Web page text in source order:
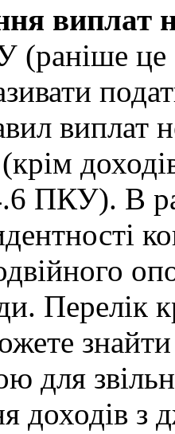
виплат
це
виплат
ПКУ). В
Перелік
для
доходів з